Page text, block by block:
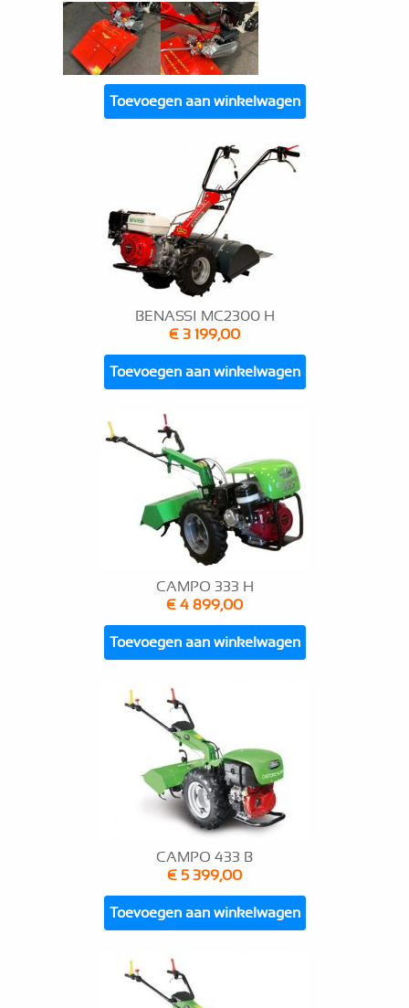
Toevoegen aan winkelwagen
BENASSI MC2300 H
€ 3 199,00
Toevoegen aan winkelwagen
CAMPO 333 H
€ 4 899,00
Toevoegen aan winkelwagen
CAMPO 433 B
€ 5 399,00
Toevoegen aan winkelwagen